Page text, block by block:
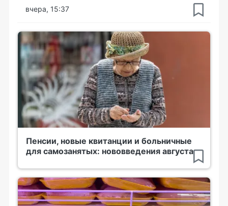
вчера, 15:37
Пенсии, новые квитанции и больничные
для самозанятых: нововведения августа